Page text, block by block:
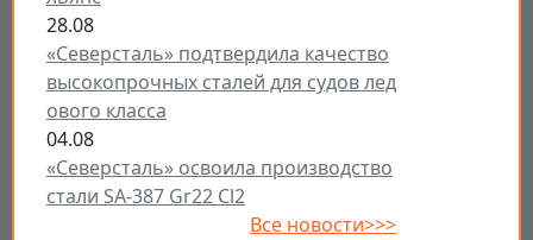
28.08
«Северсталь» подтвердила качество
высокопрочных сталей для судов лед
ового класса
04.08
«Северсталь» освоила производство
стали SA-387 Gr22 Cl2
Все новости>>>